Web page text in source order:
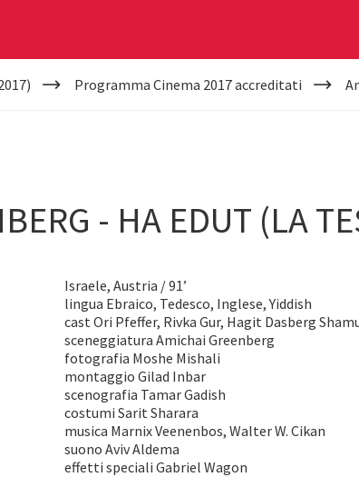
Programma Cinema 2017 accreditati
- HA EDUT (LA
Israele, Austria / 91’
lingua Ebraico, Tedesco, Inglese, Yiddish
cast Ori Pfeffer, Rivka Gur, Hagit Dasberg
sceneggiatura Amichai Greenberg
fotografia Moshe Mishali
montaggio Gilad Inbar
scenografia Tamar Gadish
costumi Sarit Sharara
musica Marnix Veenenbos, Walter W. Cikan
suono Aviv Aldema
effetti speciali Gabriel Wagon